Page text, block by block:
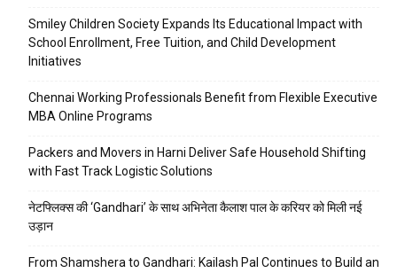
Smiley Children Society Expands Its Educational Impact with
School Enrollment, Free Tuition, and Child Development
Initiatives
Chennai Working Professionals Benefit from Flexible Executive
MBA Online Programs
Packers and Movers in Harni Deliver Safe Household Shifting
with Fast Track Logistic Solutions
नेटफ्लिक्स की ‘Gandhari’ के साथ अभिनेता कैलाश पाल के करियर को मिली नई
उड़ान
From Shamshera to Gandhari: Kailash Pal Continues to Build an